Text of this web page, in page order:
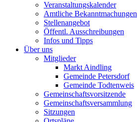
Veranstaltungskalender
Amtliche Bekanntmachungen
Stellenangebot
Öffentl. Ausschreibungen
Infos und Tipps
Über uns
Mitglieder
Markt Aindling
Gemeinde Petersdorf
Gemeinde Todtenweis
Gemeinschaftsvorsitzende
Gemeinschaftsversammlung
Sitzungen